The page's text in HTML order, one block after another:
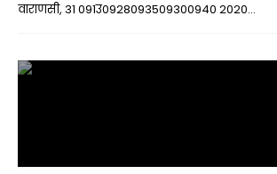
वाराणसी, 31 091उ0928093509300940 2020...